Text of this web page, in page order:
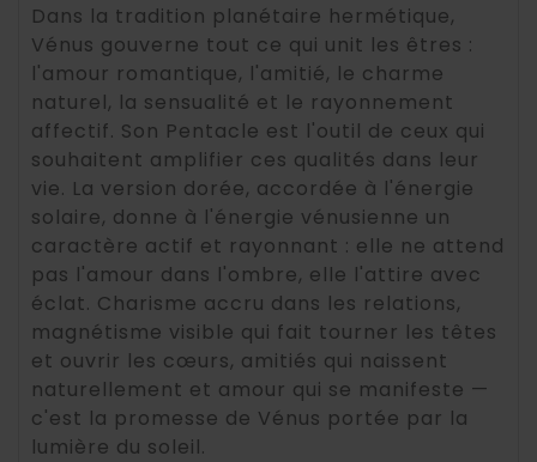
Dans la tradition planétaire hermétique,
Vénus gouverne tout ce qui unit les êtres :
l'amour romantique, l'amitié, le charme
naturel, la sensualité et le rayonnement
affectif. Son Pentacle est l'outil de ceux qui
souhaitent amplifier ces qualités dans leur
vie. La version dorée, accordée à l'énergie
solaire, donne à l'énergie vénusienne un
caractère actif et rayonnant : elle ne attend
pas l'amour dans l'ombre, elle l'attire avec
éclat. Charisme accru dans les relations,
magnétisme visible qui fait tourner les têtes
et ouvrir les cœurs, amitiés qui naissent
naturellement et amour qui se manifeste —
c'est la promesse de Vénus portée par la
lumière du soleil.